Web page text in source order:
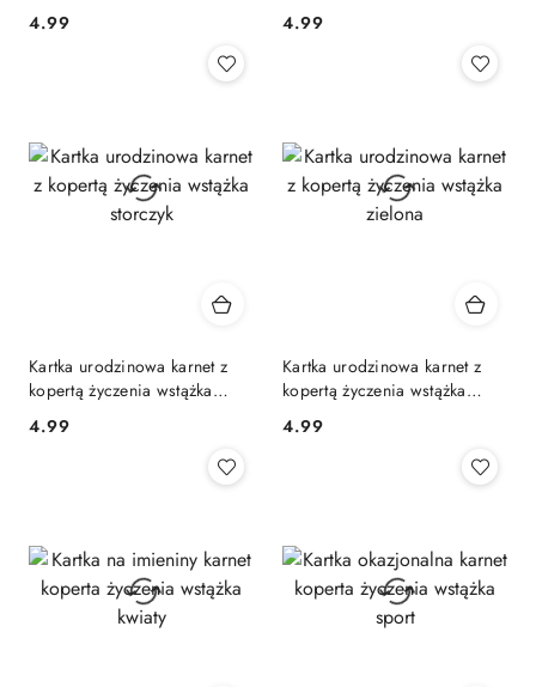
Cena:
4.99 Cena:
4.99
Kartka urodzinowa karnet z
kopertą życzenia wstążka
Cena:
4.99
Kartka urodzinowa karnet z
kopertą życzenia wstążka
Cena:
4.99